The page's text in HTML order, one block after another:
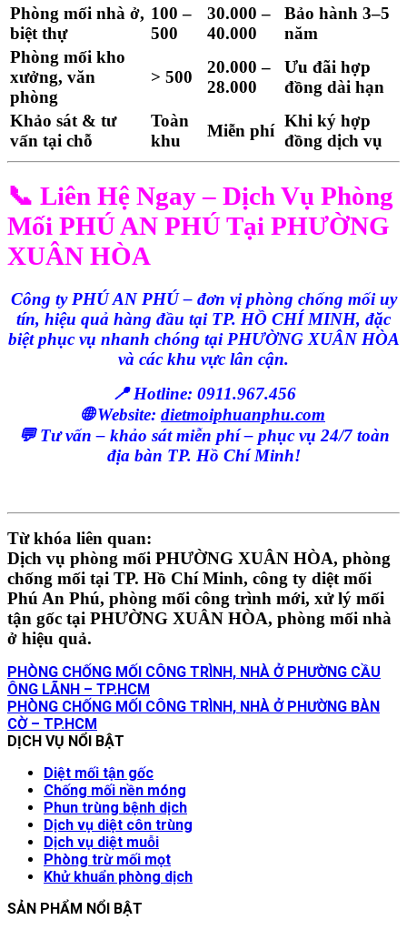
Phòng mối nhà ở,
biệt thự
100 –
500
30.000 –
40.000
Bảo hành 3–5
năm
Phòng mối kho
xưởng, văn
phòng
> 500
20.000 –
28.000
Ưu đãi hợp
đồng dài hạn
Khảo sát & tư
vấn tại chỗ
Toàn
khu
Miễn phí
Khi ký hợp
đồng dịch vụ
📞 Liên Hệ Ngay – Dịch Vụ Phòng
Mối PHÚ AN PHÚ Tại PHƯỜNG
XUÂN HÒA
Công ty PHÚ AN PHÚ– đơn vị phòng chống mối uy
tín, hiệu quả hàng đầu tại TP. HỒ CHÍ MINH, đặc
biệt phục vụ nhanh chóng tại PHƯỜNG XUÂN HÒA
và các khu vực lân cận.
📍Hotline: 0911.967.456
🌐Website: dietmoiphuanphu.com
💬Tư vấn – khảo sát miễn phí – phục vụ 24/7 toàn
địa bàn TP. Hồ Chí Minh!
Từ khóa liên quan:
Dịch vụ phòng mối PHƯỜNG XUÂN HÒA, phòng
chống mối tại TP. Hồ Chí Minh, công ty diệt mối
Phú An Phú, phòng mối công trình mới, xử lý mối
tận gốc tại PHƯỜNG XUÂN HÒA, phòng mối nhà
ở hiệu quả.
PHÒNG CHỐNG MỐI CÔNG TRÌNH, NHÀ Ở PHƯỜNG CẦU
ÔNG LÃNH – TP.HCM
PHÒNG CHỐNG MỐI CÔNG TRÌNH, NHÀ Ở PHƯỜNG BÀN
CỜ – TP.HCM
DỊCH VỤ NỔI BẬT
Diệt mối tận gốc
Chống mối nền móng
Phun trùng bệnh dịch
Dịch vụ diệt côn trùng
Dịch vụ diệt muỗi
Phòng trừ mối mọt
Khử khuẩn phòng dịch
SẢN PHẨM NỔI BẬT